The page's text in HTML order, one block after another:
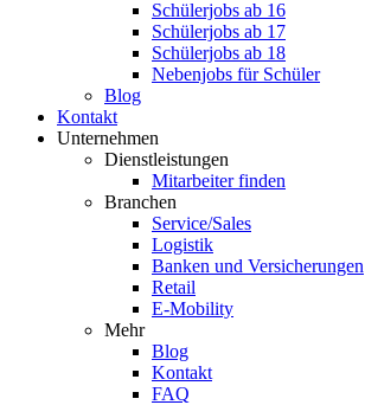
Schülerjobs ab 16
Schülerjobs ab 17
Schülerjobs ab 18
Nebenjobs für Schüler
Blog
Kontakt
Unternehmen
Dienstleistungen
Mitarbeiter finden
Branchen
Service/Sales
Logistik
Banken und Versicherungen
Retail
E-Mobility
Mehr
Blog
Kontakt
FAQ